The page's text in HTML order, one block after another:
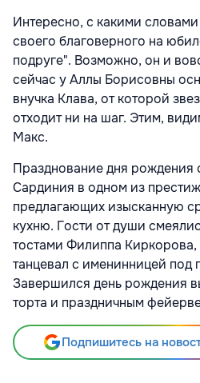
Интересно, с какими
своего благоверного на
подруге". Возможно, он и
сейчас у Аллы Борисовны
внучка Клава, от которой
отходит ни на шаг. Этим,
Макс.
Празднование дня рождения
Сардиния в одном из
предлагающих изысканную
кухню. Гости от души
тостами Филиппа
танцевал с именинницей под
Завершился день рождения
торта и праздничным
Подпишитесь на